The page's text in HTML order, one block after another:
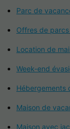
Parc de
Offres de
Location de
Week-end
Hébergements
Maison de
Maison avec